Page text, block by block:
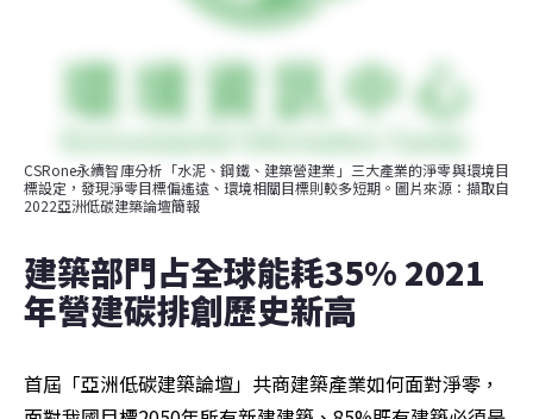
CSRone永續智庫分析「水泥、鋼鐵、建築營建業」三大產業的淨零與環境目
標設定，發現淨零目標偏遙遠、環境相關目標則較多短期。圖片來源：擷取自
2022亞洲低碳建築論壇簡報
建築部門占全球能耗35% 2021
年營建碳排創歷史新高
首屆「亞洲低碳建築論壇」共商建築產業如何面對淨零，